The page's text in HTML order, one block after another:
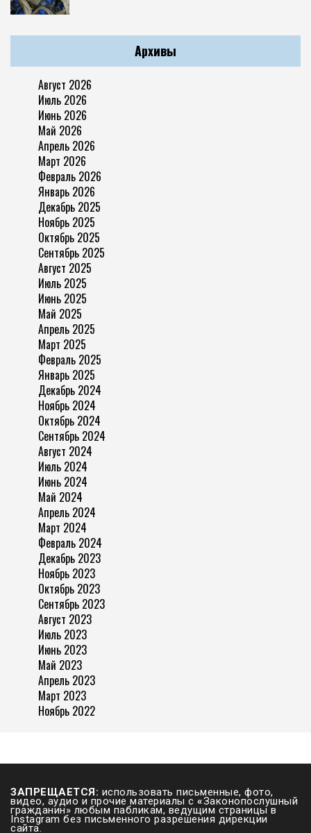
Архивы
Август 2026
Июль 2026
Июнь 2026
Май 2026
Апрель 2026
Март 2026
Февраль 2026
Январь 2026
Декабрь 2025
Ноябрь 2025
Октябрь 2025
Сентябрь 2025
Август 2025
Июль 2025
Июнь 2025
Май 2025
Апрель 2025
Март 2025
Февраль 2025
Январь 2025
Декабрь 2024
Ноябрь 2024
Октябрь 2024
Сентябрь 2024
Август 2024
Июль 2024
Июнь 2024
Май 2024
Апрель 2024
Март 2024
Февраль 2024
Декабрь 2023
Ноябрь 2023
Октябрь 2023
Сентябрь 2023
Август 2023
Июль 2023
Июнь 2023
Май 2023
Апрель 2023
Март 2023
Ноябрь 2022
ЗАПРЕЩАЕТСЯ: использовать письменные, фото,
видео, аудио и прочие материалы с «Законопослушный
гражданин» любым пабликам, ведущим страницы в
Instagram без письменного разрешения дирекции
сайта.